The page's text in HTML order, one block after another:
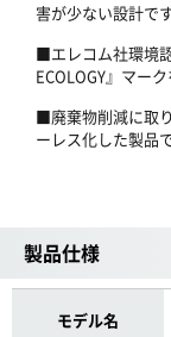
害が少ない設計です
■エレコム社環境
ECOLOGY』マー
■廃棄物削減に取
ーレス化した製品
製品仕様
モデル名